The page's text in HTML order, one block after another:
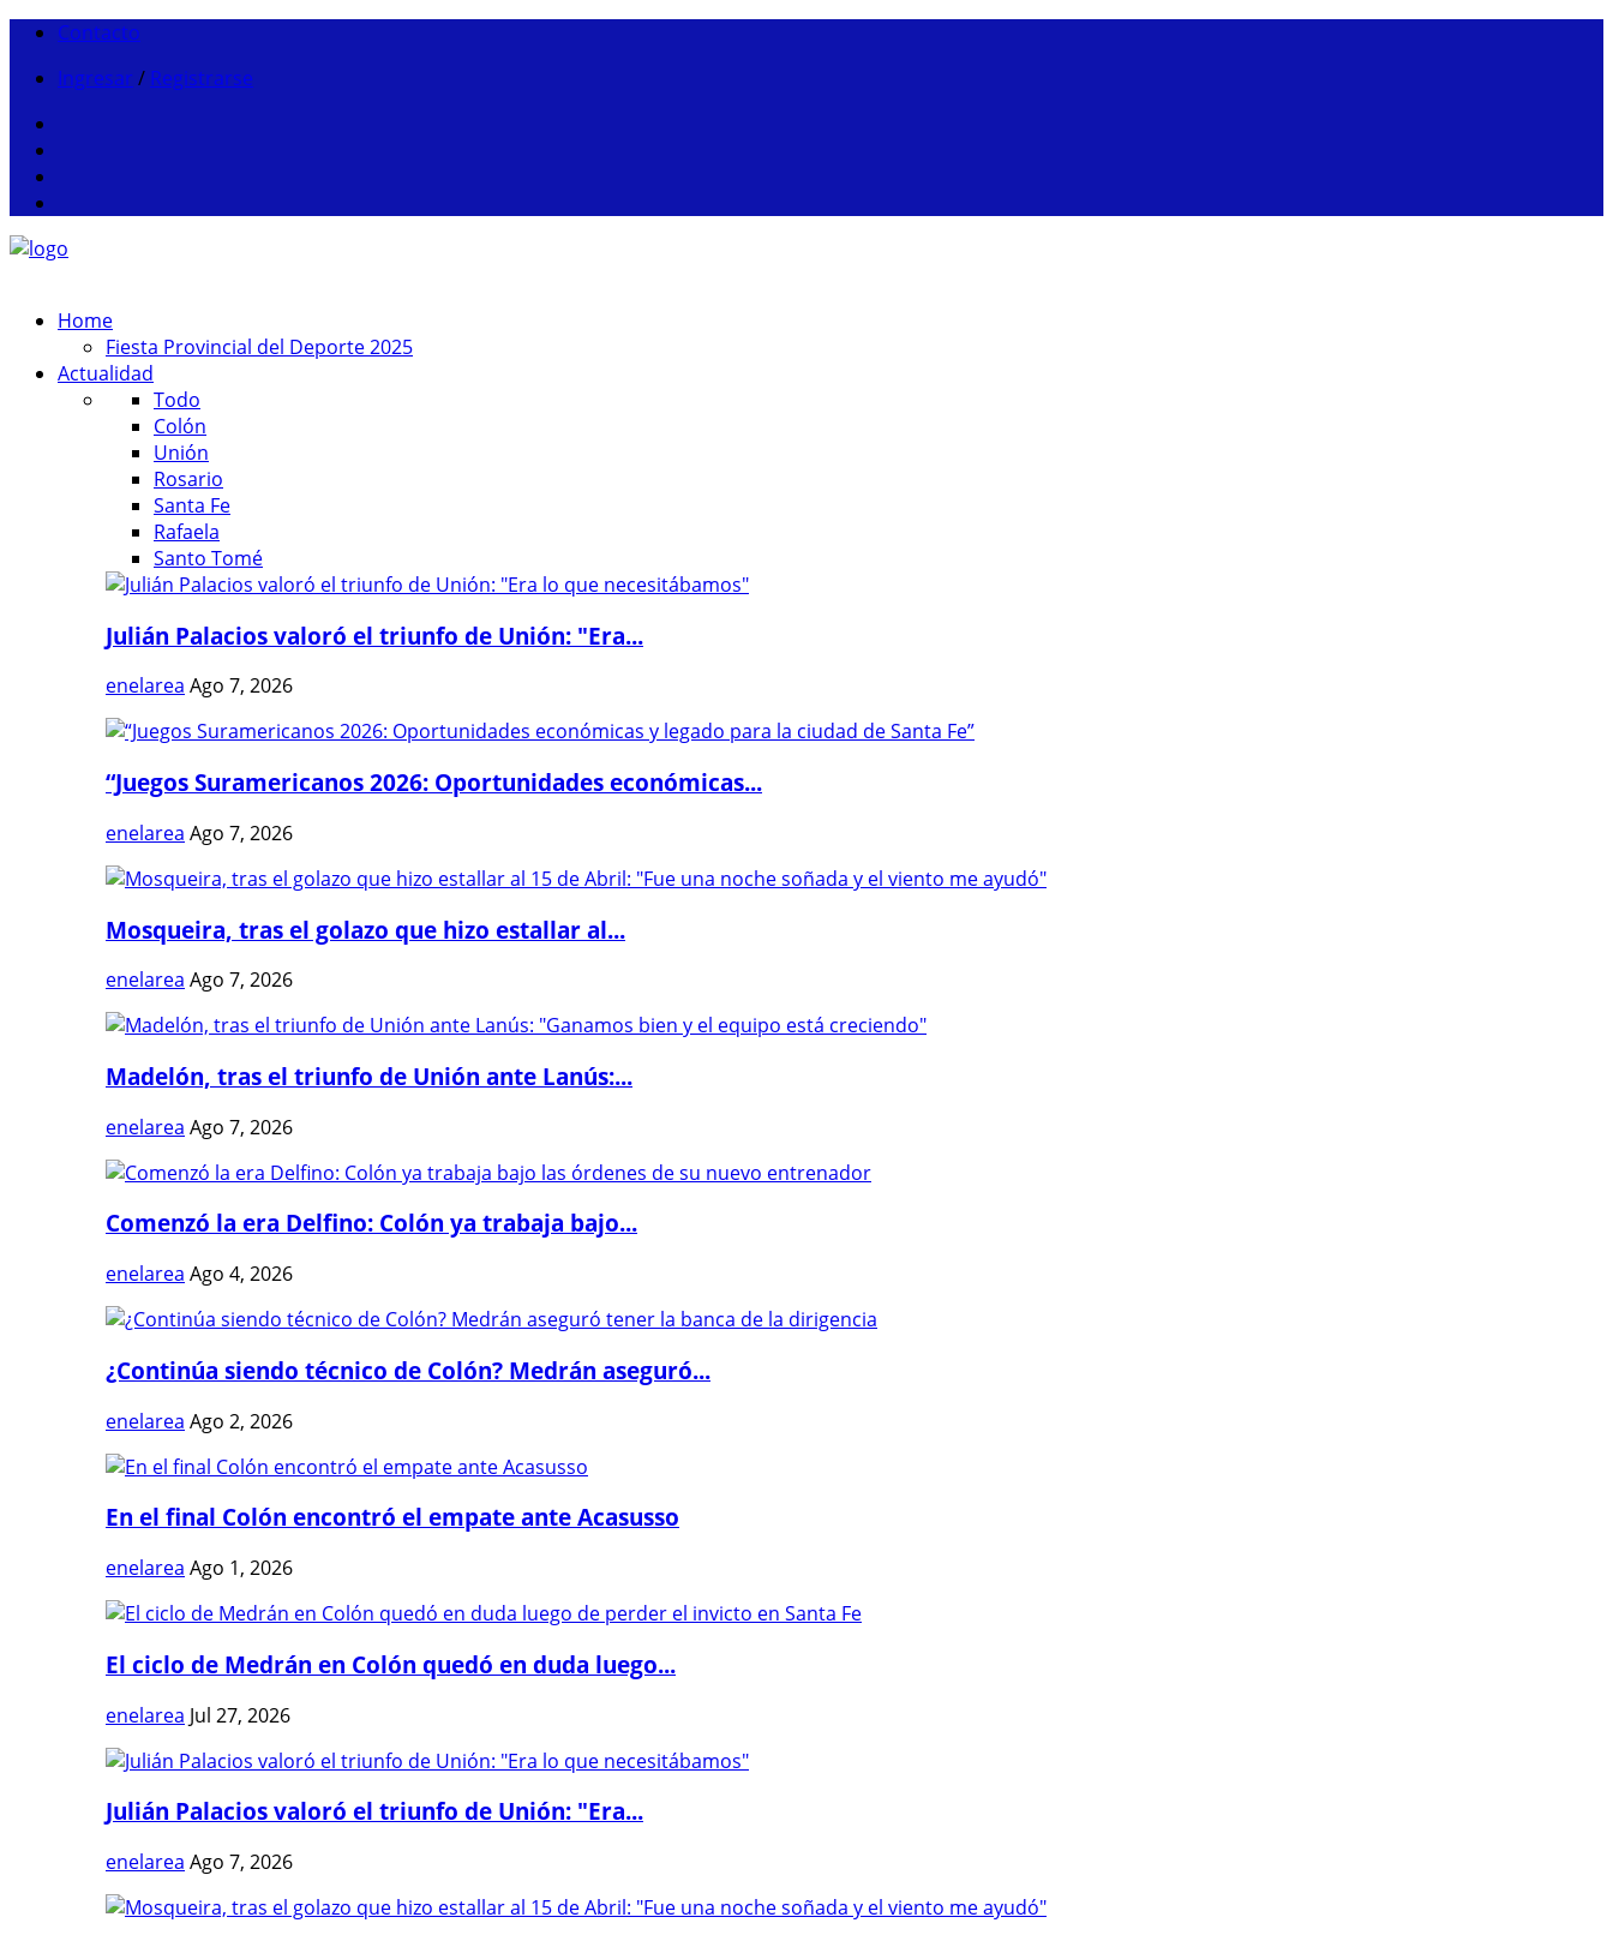
Contacto
Ingresar / Registrarse
Home
Fiesta Provincial del Deporte 2025
Actualidad
Todo
Colón
Unión
Rosario
Santa Fe
Rafaela
Santo Tomé
Julián Palacios valoró el triunfo de Unión: "Era...
enelarea Ago 7, 2026
“Juegos Suramericanos 2026: Oportunidades económicas...
enelarea Ago 7, 2026
Mosqueira, tras el golazo que hizo estallar al...
enelarea Ago 7, 2026
Madelón, tras el triunfo de Unión ante Lanús:...
enelarea Ago 7, 2026
Comenzó la era Delfino: Colón ya trabaja bajo...
enelarea Ago 4, 2026
¿Continúa siendo técnico de Colón? Medrán aseguró...
enelarea Ago 2, 2026
En el final Colón encontró el empate ante Acasusso
enelarea Ago 1, 2026
El ciclo de Medrán en Colón quedó en duda luego...
enelarea Jul 27, 2026
Julián Palacios valoró el triunfo de Unión: "Era...
enelarea Ago 7, 2026